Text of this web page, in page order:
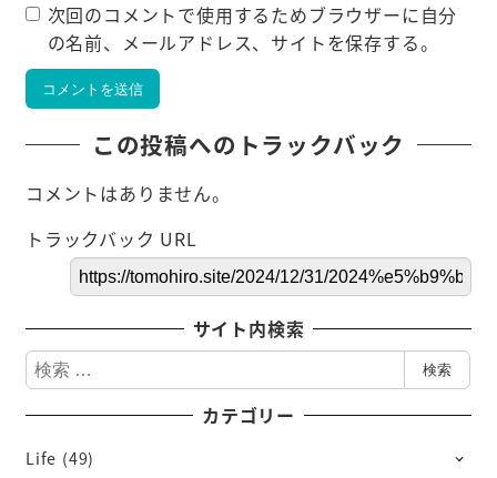
次回のコメントで使用するためブラウザーに自分
の名前、メールアドレス、サイトを保存する。
この投稿へのトラックバック
コメントはありません。
トラックバック URL
サイト内検索
検
索
検索
カテゴリー
Life (49)